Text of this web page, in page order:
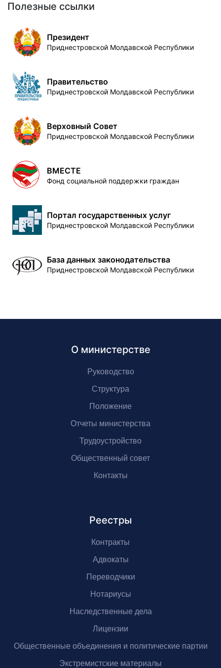
Полезные ссылки
Президент
Приднестровской Молдавской Республики
Правительство
Приднестровской Молдавской Республики
Верховный Совет
Приднестровской Молдавской Республики
ВМЕСТЕ
Фонд социальной поддержки граждан
Портал государственных услуг
Приднестровской Молдавской Республики
База данных законодательства
Приднестровской Молдавской Республики
О министерстве
Руководство
Структура
Положение
Отчеты министерства
Трудоустройство
Общественный совет
Контакты
Реестры
Контракты
Адвокаты
Переводчики
Нотариусы
Наследственные дела
Лицензии
Общественные объединения и политические партии
Экстремистские материалы